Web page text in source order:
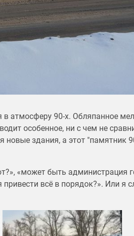
атмосферу 90-х. Обляпанное
особенное, ни с чем не
новые здания, а этот "памятник
«может быть администрация
всё в порядок?». Или я